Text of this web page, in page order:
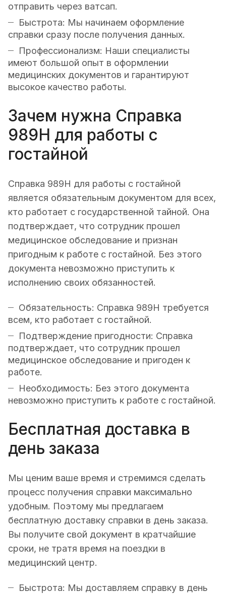
отправить через ватсап.
Быстрота: Мы начинаем оформление
справки сразу после получения данных.
Профессионализм: Наши специалисты
имеют большой опыт в оформлении
медицинских документов и гарантируют
высокое качество работы.
Зачем нужна Справка
989Н для работы с
гостайной
Справка 989Н для работы с гостайной
является обязательным документом для всех,
кто работает с государственной тайной. Она
подтверждает, что сотрудник прошел
медицинское обследование и признан
пригодным к работе с гостайной. Без этого
документа невозможно приступить к
исполнению своих обязанностей.
Обязательность: Справка 989Н требуется
всем, кто работает с гостайной.
Подтверждение пригодности: Справка
подтверждает, что сотрудник прошел
медицинское обследование и пригоден к
работе.
Необходимость: Без этого документа
невозможно приступить к работе с гостайной.
Бесплатная доставка в
день заказа
Мы ценим ваше время и стремимся сделать
процесс получения справки максимально
удобным. Поэтому мы предлагаем
бесплатную доставку справки в день заказа.
Вы получите свой документ в кратчайшие
сроки, не тратя время на поездки в
медицинский центр.
Быстрота: Мы доставляем справку в день